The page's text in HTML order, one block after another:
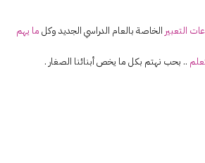
التعبير الخاصة بالعام الدراسي الجديد وكل ما يهم
.. بحب نهتم بكل ما يخص أبنائنا الصغار .